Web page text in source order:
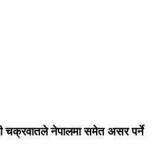
चक्रवातले नेपालमा समेत असर पर्ने